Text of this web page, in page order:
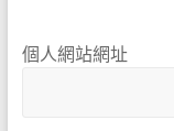
個人網站網址